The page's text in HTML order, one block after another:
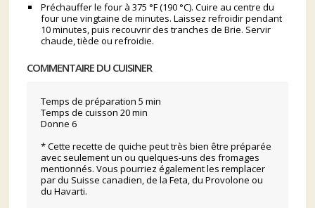
Préchauffer le four à 375 °F (190 °C). Cuire au centre du
four une vingtaine de minutes. Laissez refroidir pendant
10 minutes, puis recouvrir des tranches de Brie. Servir
chaude, tiède ou refroidie.
COMMENTAIRE DU CUISINER
Temps de préparation 5 min
Temps de cuisson 20 min
Donne 6
* Cette recette de quiche peut très bien être préparée
avec seulement un ou quelques-uns des fromages
mentionnés. Vous pourriez également les remplacer
par du Suisse canadien, de la Feta, du Provolone ou
du Havarti.